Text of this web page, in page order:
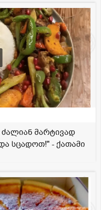
მარტივად
სცადოთ!" - ქათამი